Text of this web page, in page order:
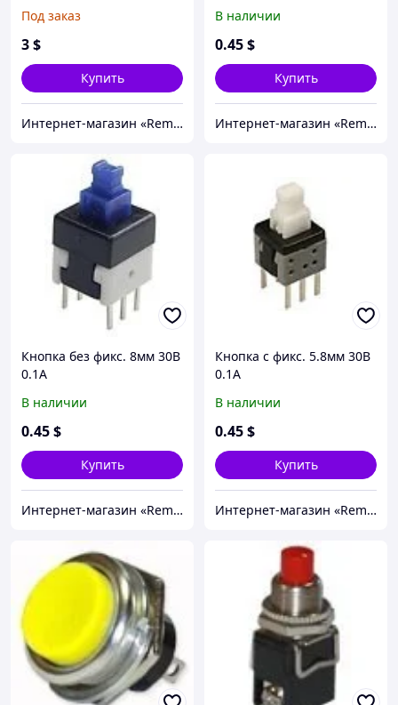
Под заказ
3$
Купить
Интернет-магазин «Rem-elektronik»
В наличии
0.45$
Купить
Интернет-магазин «Rem-elektronik»
Кнопка без фикс. 8мм 30В
0.1A
В наличии
0.45$
Купить
Интернет-магазин «Rem-elektronik»
Кнопка с фикс. 5.8мм 30В
0.1А
В наличии
0.45$
Купить
Интернет-магазин «Rem-elektronik»